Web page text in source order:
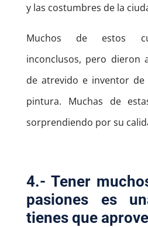
y las costumbres de la
Muchos de estos
inconclusos, pero dieron
de atrevido e inventor de
pintura. Muchas de
sorprendiendo por su
4.- Tener
pasiones es
tienes que